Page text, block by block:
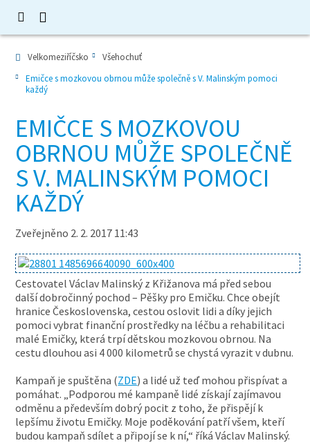
Velkomeziříčsko
Všehochuť
Emičce s mozkovou obrnou může společně s V. Malinským pomoci
každý
EMIČCE S MOZKOVOU
OBRNOU MŮŽE SPOLEČNĚ
S V. MALINSKÝM POMOCI
KAŽDÝ
Zveřejněno 2. 2. 2017 11:43
Cestovatel Václav Malinský z Křižanova má před sebou
další dobročinný pochod – Pěšky pro Emičku. Chce obejít
hranice Československa, cestou oslovit lidi a díky jejich
pomoci vybrat finanční prostředky na léčbu a rehabilitaci
malé Emičky, která trpí dětskou mozkovou obrnou. Na
cestu dlouhou asi 4 000 kilometrů se chystá vyrazit v dubnu.
Kampaň je spuštěna (ZDE) a lidé už teď mohou přispívat a
pomáhat. „Podporou mé kampaně lidé získají zajímavou
odměnu a především dobrý pocit z toho, že přispějí k
lepšímu životu Emičky. Moje poděkování patří všem, kteří
budou kampaň sdílet a připojí se k ní,“ říká Václav Malinský.